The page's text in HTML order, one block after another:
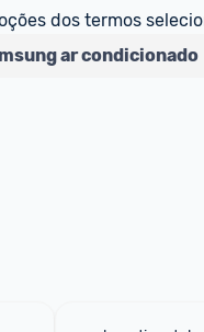
dos termos
ar condicionado